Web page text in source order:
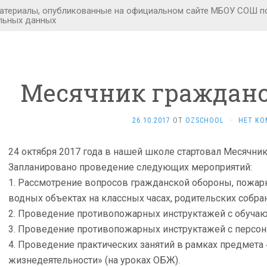
Месячник
26.10.2017 ОТ OZSCHOOL · НЕТ
24 октября 2017 года в нашей школе стартовал
Запланировано проведение следующих мероприятий:
1. Рассмотрение вопросов гражданской обороны,
водных объектах на классных часах, родительских
2. Проведение противопожарных инструктажей с
3. Проведение противопожарных инструктажей с
4. Проведение практических занятий в рамках
жизнедеятельности» (на уроках ОБЖ).